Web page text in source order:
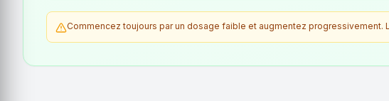
Commencez toujours par un dosage faible et augmentez